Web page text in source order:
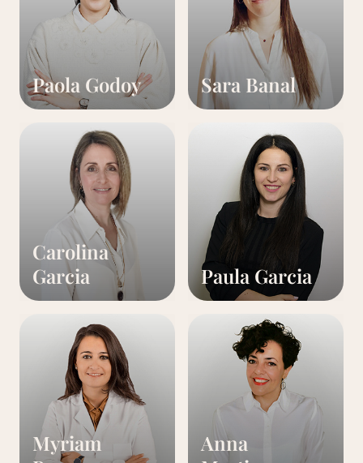
Paola Godoy Sara Banal
Carolina
Garcia
Paula Garcia
Myriam
Anna